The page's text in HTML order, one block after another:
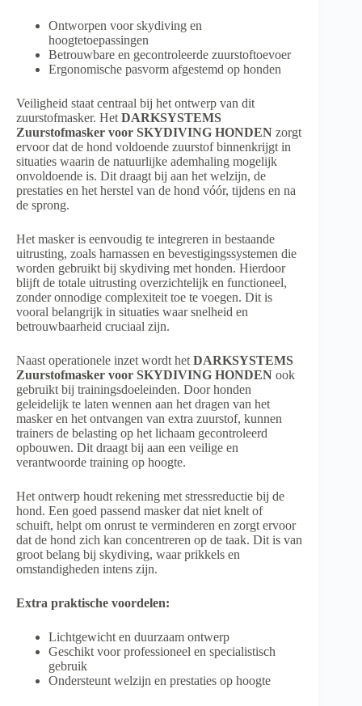
Ontworpen voor skydiving en
hoogtetoepassingen
Betrouwbare en gecontroleerde zuurstoftoevoer
Ergonomische pasvorm afgestemd op honden
Veiligheid staat centraal bij het ontwerp van dit
zuurstofmasker. Het DARKSYSTEMS
Zuurstofmasker voor SKYDIVING HONDEN zorgt
ervoor dat de hond voldoende zuurstof binnenkrijgt in
situaties waarin de natuurlijke ademhaling mogelijk
onvoldoende is. Dit draagt bij aan het welzijn, de
prestaties en het herstel van de hond vóór, tijdens en na
de sprong.
Het masker is eenvoudig te integreren in bestaande
uitrusting, zoals harnassen en bevestigingssystemen die
worden gebruikt bij skydiving met honden. Hierdoor
blijft de totale uitrusting overzichtelijk en functioneel,
zonder onnodige complexiteit toe te voegen. Dit is
vooral belangrijk in situaties waar snelheid en
betrouwbaarheid cruciaal zijn.
Naast operationele inzet wordt het DARKSYSTEMS
Zuurstofmasker voor SKYDIVING HONDEN ook
gebruikt bij trainingsdoeleinden. Door honden
geleidelijk te laten wennen aan het dragen van het
masker en het ontvangen van extra zuurstof, kunnen
trainers de belasting op het lichaam gecontroleerd
opbouwen. Dit draagt bij aan een veilige en
verantwoorde training op hoogte.
Het ontwerp houdt rekening met stressreductie bij de
hond. Een goed passend masker dat niet knelt of
schuift, helpt om onrust te verminderen en zorgt ervoor
dat de hond zich kan concentreren op de taak. Dit is van
groot belang bij skydiving, waar prikkels en
omstandigheden intens zijn.
Extra praktische voordelen:
Lichtgewicht en duurzaam ontwerp
Geschikt voor professioneel en specialistisch
gebruik
Ondersteunt welzijn en prestaties op hoogte